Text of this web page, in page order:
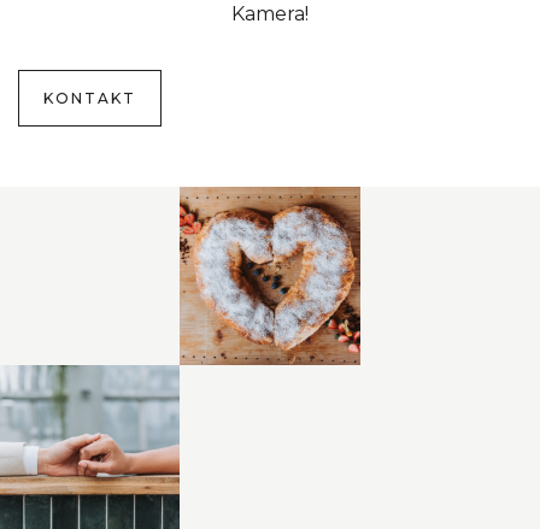
Kamera!
KONTAKT